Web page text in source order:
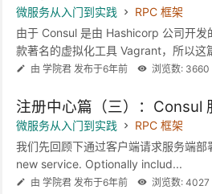
微服务从入门到实践
RPC 框架
由于 Consul 是由 Hashicorp 公司开发
款著名的虚拟化工具 Vagrant，所以这
由 学院君 发布于6年前 浏览数:
注册中心篇（三）：Consul
微服务从入门到实践
RPC 框架
我们先回顾下通过客户端请求服务端
new service. Optionally includ...
由 学院君 发布于6年前 浏览数: